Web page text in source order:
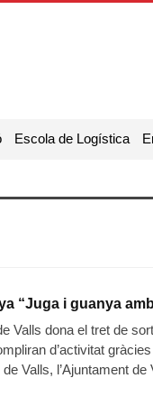
Escola de Logística
“Juga i guanya
Valls dona el tret de
d’activitat
Valls, l’Ajuntament